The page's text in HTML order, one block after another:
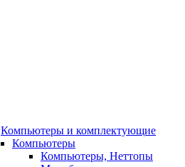
Компьютеры и комплектующие
Компьютеры
Компьютеры, Неттопы